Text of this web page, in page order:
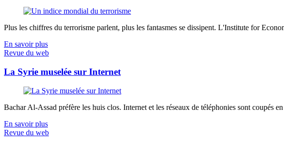
Plus les chiffres du terrorisme parlent, plus les fantasmes se dissipent. L'Institute for
En savoir plus
Revue du web
La Syrie muselée sur Internet
Bachar Al-Assad préfère les huis clos. Internet et les réseaux de téléphonies sont coupés
En savoir plus
Revue du web